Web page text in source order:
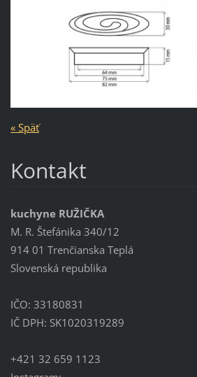
« Späť
Kontakt
kuchyne RUŽIČKA
M. R. Štefánika 340/12
914 01 Trenčianska Teplá
Slovenská republika
IČO: 33180831
IČ DPH: SK1020319289
+421 32 659 1123